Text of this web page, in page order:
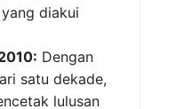
diakui
Dengan
satu dekade,
lulusan